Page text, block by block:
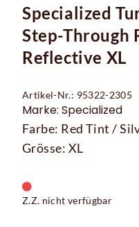
Specialized
Step-Through
Reflective XL
Artikel-Nr.: 95322-2305
Marke: Specialized
Farbe: Red Tint /
Grösse: XL
Z.Z. nicht verfügbar